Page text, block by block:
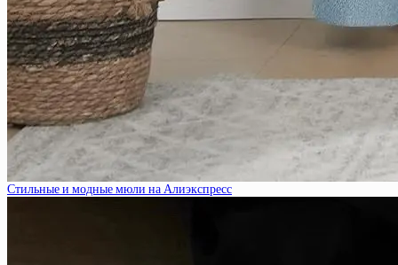
Стильные и модные мюли на Алиэкспресс